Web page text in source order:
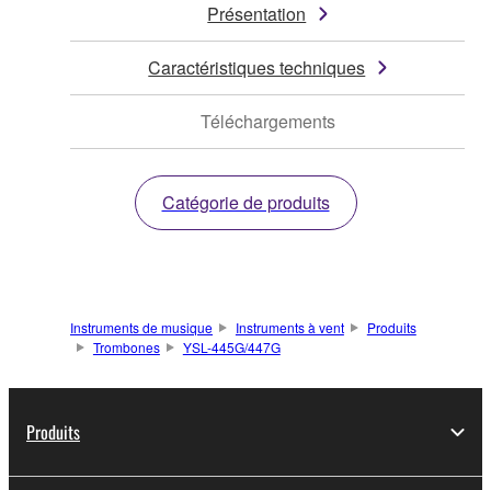
Présentation
Caractéristiques techniques
Téléchargements
Catégorie de produits
Instruments de musique Instruments à vent
Produits
Trombones
YSL-445G/447G
Produits